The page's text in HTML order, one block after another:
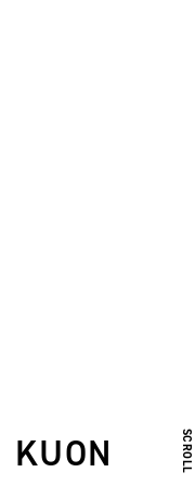
KUON
SCROLL